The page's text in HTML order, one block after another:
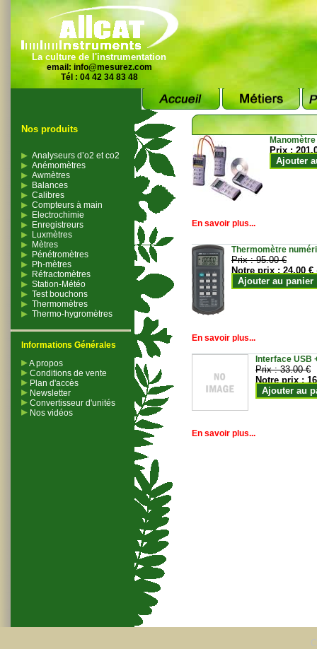
La culture de l'instrumentation
email: info@mesurez.com
Tél : 04 42 34 83 48
Nos produits
Analyseurs d’o2 et co2
Anémomètres
Awmètres
Balances
Calibres
Compteurs à main
Electrochimie
Enregistreurs
Luxmètres
Mètres
Pénétromètres
Ph-mètres
Réfractomètres
Station-Météo
Test bouchons
Thermomètres
Thermo-hygromètres
Informations Générales
A propos
Conditions de vente
Plan d'accès
Newsletter
Convertisseur d'unités
Nos vidéos
Prix :
Ajouter
En savoir plus...
Thermomètre
Prix :95.00 €
Notre prix :24.00 €
Ajouter au panier
En savoir plus...
Interface USB
Prix :33.00 €
Notre prix :
Ajouter au
En savoir plus...